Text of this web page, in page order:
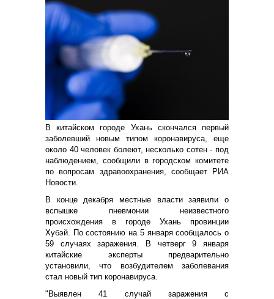
В китайском городе Ухань скончался первый
заболевший новым типом коронавируса, еще
около 40 человек болеют, несколько сотен - под
наблюдением, сообщили в городском комитете
по вопросам здравоохранения, сообщает РИА
Новости.
В конце декабря местные власти заявили о
вспышке пневмонии неизвестного
происхождения в городе Ухань провинции
Хубэй. По состоянию на 5 января сообщалось о
59 случаях заражения. В четверг 9 января
китайские эксперты предварительно
установили, что возбудителем заболевания
стал новый тип коронавируса.
"Выявлен 41 случай заражения с